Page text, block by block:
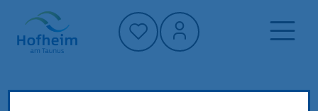
Startseite"